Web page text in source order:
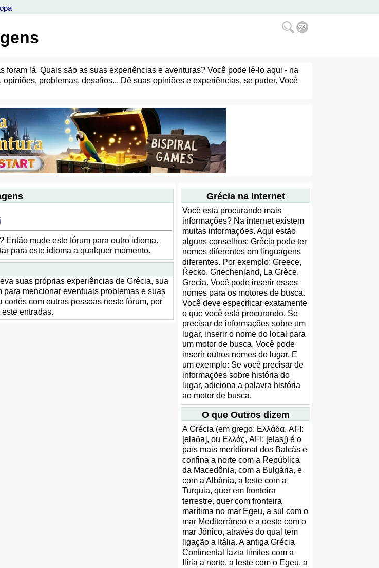
lá. Quais são as suas experiências e aventuras? Você pode lê-lo aqui - na
problemas, desafios... Dê suas opiniões e experiências, se puder. Você
Então mude este fórum para outro idioma.
para este idioma a qualquer momento.
suas próprias experiências de Grécia, sua
mencionar eventuais problemas e suas
com outras pessoas neste fórum, por
entradas.
Grécia na Internet
Você está procurando mais
informações? Na internet existem
muitas informações. Aqui estão
alguns conselhos: Grécia pode ter
nomes diferentes em linguagens
diferentes. Por exemplo: Greece,
Řecko, Griechenland, La Grèce,
Grecia. Você pode inserir esses
nomes para os motores de busca.
Você deve especificar exatamente
o que você está procurando. Se
precisar de informações sobre um
lugar, inserir o nome do local para
um motor de busca. Você pode
inserir outros nomes do lugar. E
um exemplo: Se você precisar de
informações sobre história do
lugar, adiciona a palavra história
ao motor de busca.
O que Outros dizem
A Grécia (em grego: Ελλάδα, AFI:
[elaða], ou Ελλάς, AFI: [elas]) é o
país mais meridional dos Balcãs e
confina a norte com a República
da Macedônia, com a Bulgária, e
com a Albânia, a leste com a
Turquia, quer em fronteira
terrestre, quer com fronteira
marítima no mar Egeu, a sul com o
mar Mediterrâneo e a oeste com o
mar Jônico, através do qual tem
ligação a Itália. A antiga Grécia
Continental fazia limites com a
Ilíria a norte, a leste com o Egeu, a